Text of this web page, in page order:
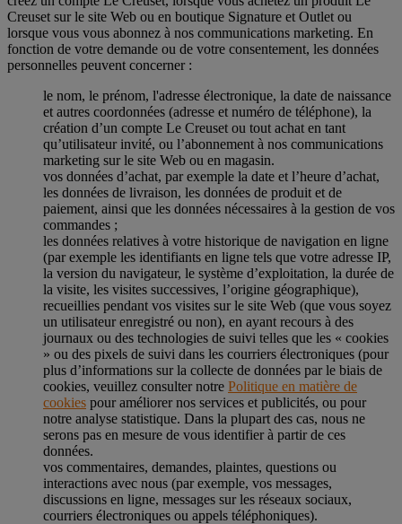
Creuset sur le site Web ou en boutique Signature et Outlet ou
lorsque vous vous abonnez à nos communications marketing. En
fonction de votre demande ou de votre consentement, les données
personnelles peuvent concerner :
le nom, le prénom, l'adresse électronique, la date de naissance
et autres coordonnées (adresse et numéro de téléphone), la
création d’un compte Le Creuset ou tout achat en tant
qu’utilisateur invité, ou l’abonnement à nos communications
marketing sur le site Web ou en magasin.
vos données d’achat, par exemple la date et l’heure d’achat,
les données de livraison, les données de produit et de
paiement, ainsi que les données nécessaires à la gestion de vos
commandes ;
les données relatives à votre historique de navigation en ligne
(par exemple les identifiants en ligne tels que votre adresse IP,
la version du navigateur, le système d’exploitation, la durée de
la visite, les visites successives, l’origine géographique),
recueillies pendant vos visites sur le site Web (que vous soyez
un utilisateur enregistré ou non), en ayant recours à des
journaux ou des technologies de suivi telles que les « cookies
» ou des pixels de suivi dans les courriers électroniques (pour
plus d’informations sur la collecte de données par le biais de
cookies, veuillez consulter notre Politique en matière de
cookies pour améliorer nos services et publicités, ou pour
notre analyse statistique. Dans la plupart des cas, nous ne
serons pas en mesure de vous identifier à partir de ces
données.
vos commentaires, demandes, plaintes, questions ou
interactions avec nous (par exemple, vos messages,
discussions en ligne, messages sur les réseaux sociaux,
courriers électroniques ou appels téléphoniques).